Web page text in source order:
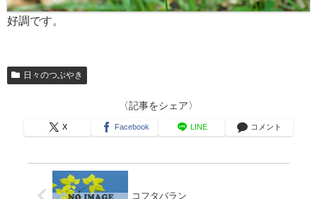
好調です。
日々のつぶやき
〈記事をシェア〉
X Facebook LINE コメント
コフタバラン